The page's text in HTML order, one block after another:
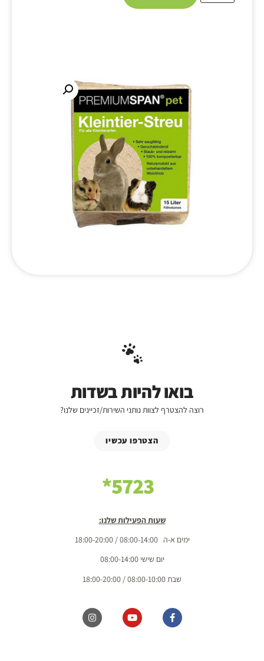
בואו להיות בשדות
רוצה להצטרף לצוות נותני השירות/זכיינים שלנו?
הצטרפו עכשיו
5723*
שעות הפעילות שלנו:
ימים א-ה 08:00-14:00 / 18:00-20:00
יום שישי 08:00-14:00
שבת 08:00-10:00 / 18:00-20:00